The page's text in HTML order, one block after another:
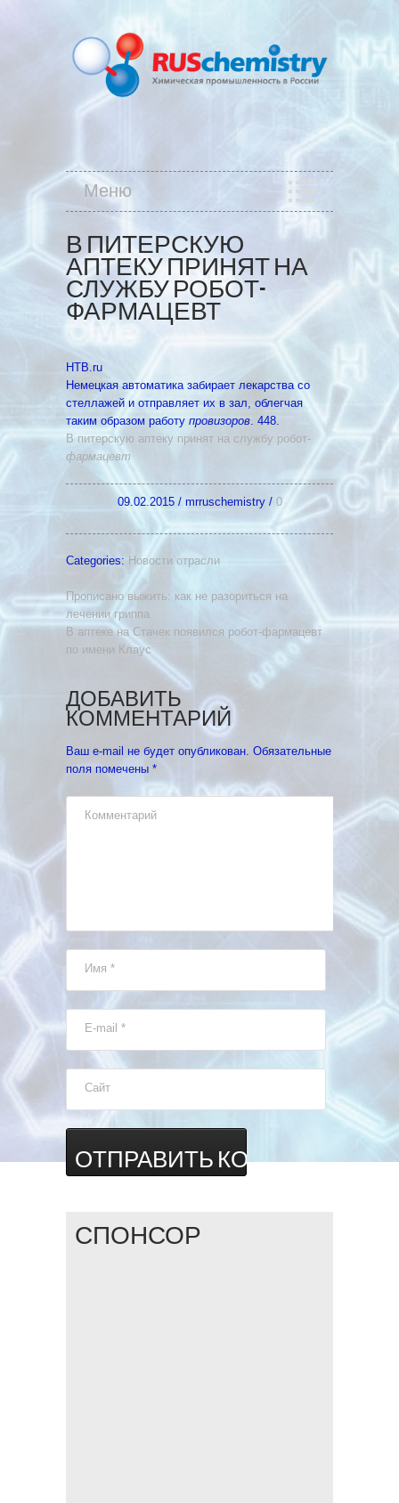
Меню
В ПИТЕРСКУЮ
АПТЕКУ ПРИНЯТ НА
СЛУЖБУ РОБОТ-
ФАРМАЦЕВТ
НТВ.ru
Немецкая автоматика забирает лекарства со
стеллажей и отправляет их в зал, облегчая
таким образом работу провизоров. 448.
В питерскую аптеку принят на службу робот-
фармацевт
09.02.2015/ mrruschemistry/ 0
Categories: Новости отрасли
Прописано выжить: как не разориться на
лечении гриппа
В аптеке на Стачек появился робот-фармацевт
по имени Клаус
ДОБАВИТЬ
КОММЕНТАРИЙ
Ваш e-mail не будет опубликован. Обязательные
поля помечены *
Комментарий
Имя *
E-mail *
Сайт
СПОНСОР